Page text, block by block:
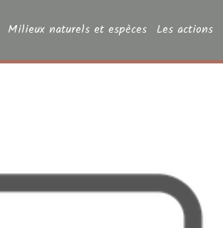
Milieux naturels et espèces Les actions